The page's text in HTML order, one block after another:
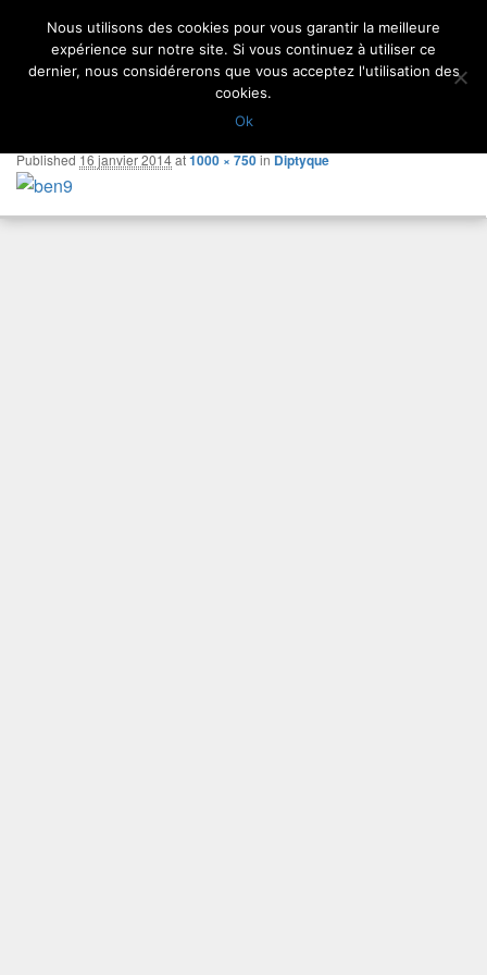
contenu
Gaea Paysages
Pour réussir votre jardin… Menu Newsletter Contact
Published16 janvier 2014at1000 × 750inDiptyque
Nous utilisons des cookies pour vous garantir la meilleure
expérience sur notre site. Si vous continuez à utiliser ce
dernier, nous considérerons que vous acceptez l'utilisation des
cookies.
Ok